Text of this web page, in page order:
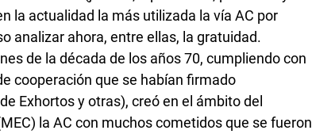
la actualidad la más utilizada la vía AC por
analizar ahora, entre ellas, la gratuidad.
de la década de los años 70, cumpliendo con
cooperación que se habían firmado
Exhortos y otras), creó en el ámbito del
la AC con muchos cometidos que se fueron